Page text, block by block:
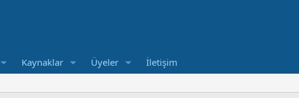
Kaynaklar Üyeler İletişim